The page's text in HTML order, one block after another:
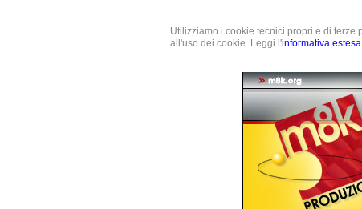
Utilizziamo i cookie tecnici propri e di terze
all'uso dei cookie. Leggi l'informativa estesa